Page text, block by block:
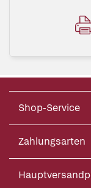
Shop-Service
Zahlungsarten